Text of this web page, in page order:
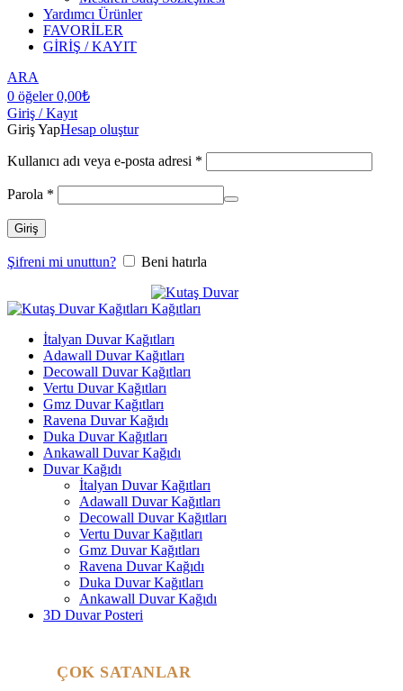
Yardımcı Ürünler
FAVORİLER
GİRİŞ / KAYIT
ARA
0 öğeler 0,00₺
Giriş / Kayıt
Giriş YapHesap oluştur
Kullanıcı adı veya e-posta adresi *
Parola *
Giriş
Şifreni mi unuttun? Beni hatırla
İtalyan Duvar Kağıtları
Adawall Duvar Kağıtları
Decowall Duvar Kağıtları
Vertu Duvar Kağıtları
Gmz Duvar Kağıtları
Ravena Duvar Kağıdı
Duka Duvar Kağıtları
Ankawall Duvar Kağıdı
Duvar Kağıdı
İtalyan Duvar Kağıtları
Adawall Duvar Kağıtları
Decowall Duvar Kağıtları
Vertu Duvar Kağıtları
Gmz Duvar Kağıtları
Ravena Duvar Kağıdı
Duka Duvar Kağıtları
Ankawall Duvar Kağıdı
3D Duvar Posteri
ÇOK SATANLAR